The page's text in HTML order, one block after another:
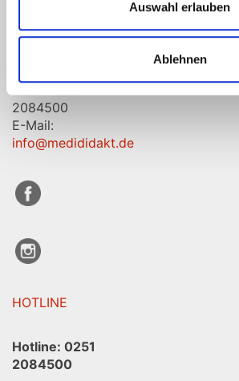
Auswahl erlauben
Ablehnen
KG
2084500
E-Mail:
info@medididakt.de
HOTLINE
Hotline: 0251
2084500